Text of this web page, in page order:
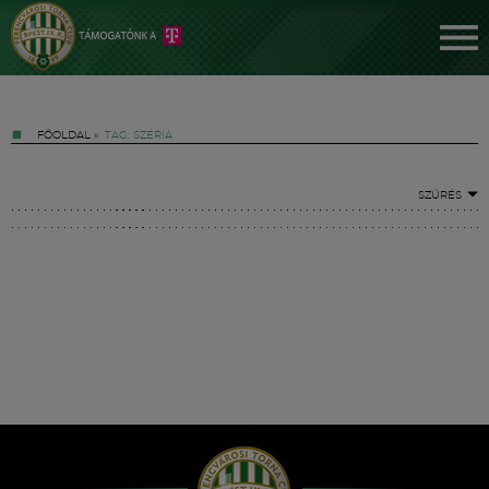
FŐOLDAL » TAG: SZÉRIA
SZŰRÉS
Hírek